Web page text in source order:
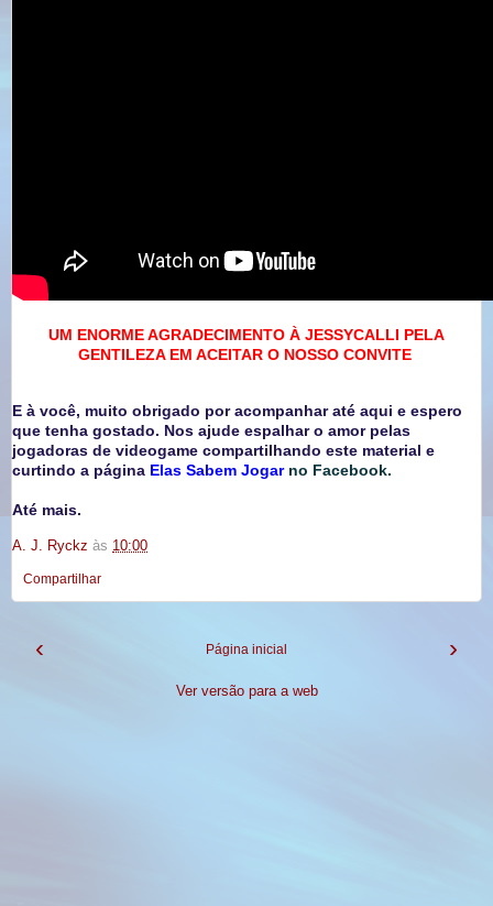
UM ENORME AGRADECIMENTO À JESSYCALLI PELA
GENTILEZA EM ACEITAR O NOSSO CONVITE
E à você, muito obrigado por acompanhar até aqui e espero
que tenha gostado. Nos ajude espalhar o amor pelas
jogadoras de videogame compartilhando este material e
curtindo a página Elas Sabem Jogar no Facebook.
Até mais.
A. J. Ryckz às 10:00
Compartilhar
‹ ›
Página inicial
Ver versão para a web